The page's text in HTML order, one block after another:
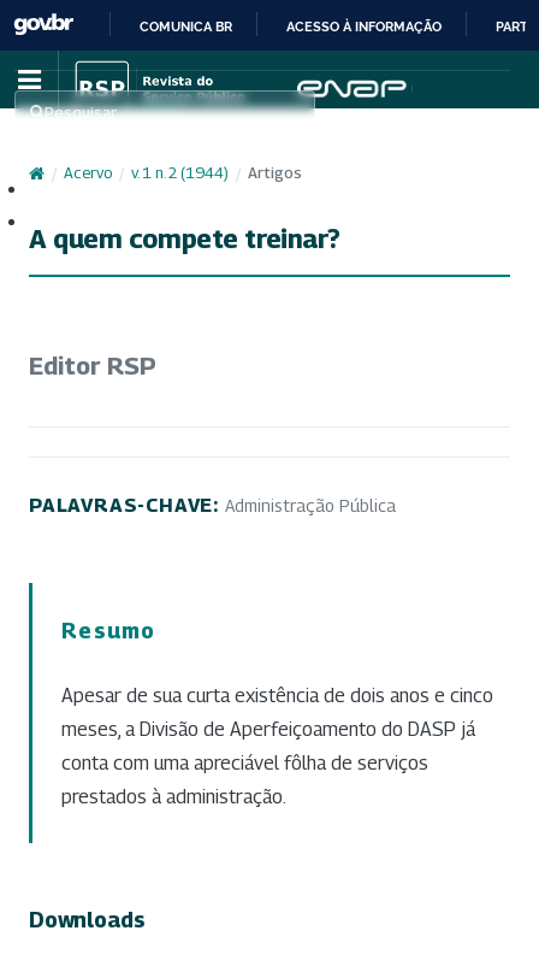
IR
PARA
CONTEÚDO
COMUNICA BR ACESSO À INFORMAÇÃO
Pesquisar
/ Acervo / v. 1 n. 2 (1944) / Artigos
A quem compete treinar?
Editor RSP
PALAVRAS-CHAVE: Administração Pública
Resumo
Apesar de sua curta existência de dois anos e cinco
meses, a Divisão de Aperfeiçoamento do DASP já
conta com uma apreciável fôlha de serviços
prestados à administração.
Downloads